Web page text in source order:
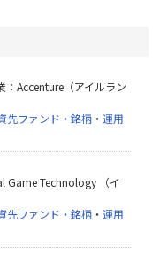
：Accenture（アイルラン
先ファンド・銘柄 ・運用
Game Technology （イ
先ファンド・銘柄 ・運用